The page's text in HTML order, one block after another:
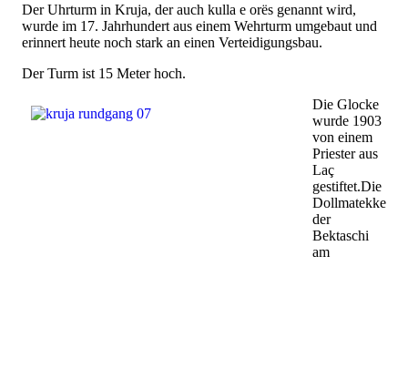
Der Uhrturm in Kruja, der auch kulla e orës genannt wird,
wurde im 17. Jahrhundert aus einem Wehrturm umgebaut und
erinnert heute noch stark an einen Verteidigungsbau.
Der Turm ist 15 Meter hoch.
Die Glocke
wurde 1903
von einem
Priester aus
Laç
gestiftet.Die
Dollmatekke
der
Bektaschi
am